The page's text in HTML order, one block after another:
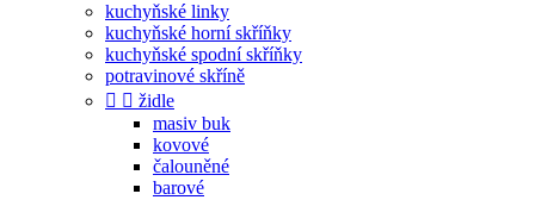
kuchyňské linky
kuchyňské horní skříňky
kuchyňské spodní skříňky
potravinové skříně
  židle
masiv buk
kovové
čalouněné
barové